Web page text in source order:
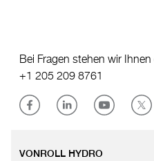
Bei Fragen stehen wir
+1 205 209 8761
VONROLL HYDRO